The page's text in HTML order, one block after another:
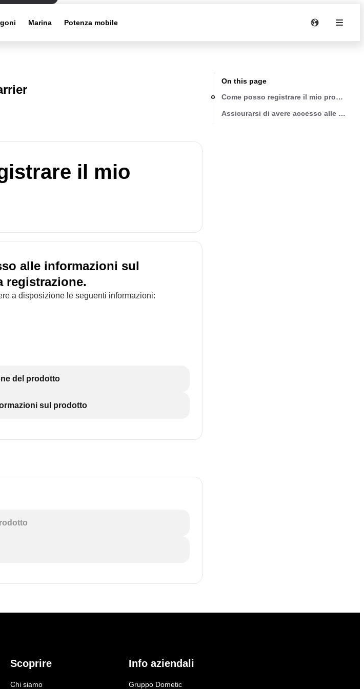
Marina Potenza mobile
il mio
alle informazioni sul
registrazione.
a disposizione le seguenti informazioni:
del prodotto
sul prodotto
On this page
Come posso registrare il mio prodotto?
Assicurarsi di avere accesso alle
Scoprire
Chi siamo
Info aziendali
Gruppo Dometic